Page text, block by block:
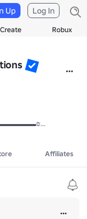
Create Robux
Up Log In
Somos
Affiliates